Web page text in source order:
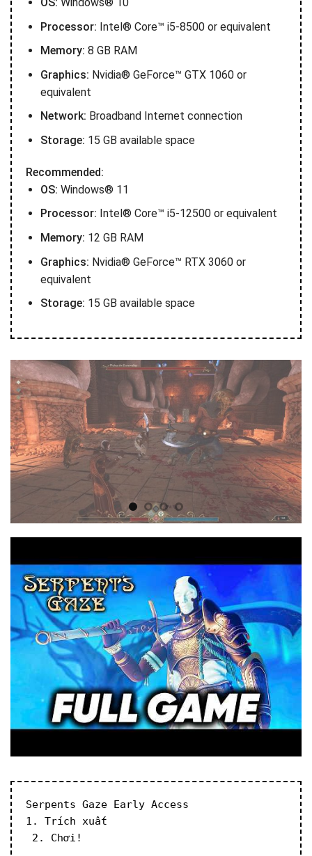
Processor: Intel® Core™ i5-8500 or equivalent
Memory: 8 GB RAM
Graphics: Nvidia® GeForce™ GTX 1060 or
equivalent
Network: Broadband Internet connection
Storage: 15 GB available space
Recommended:
OS: Windows® 11
Processor: Intel® Core™ i5-12500 or equivalent
Memory: 12 GB RAM
Graphics: Nvidia® GeForce™ RTX 3060 or
equivalent
Storage: 15 GB available space
Serpents Gaze Early Access
1. Trích xuất
2. Chơi!